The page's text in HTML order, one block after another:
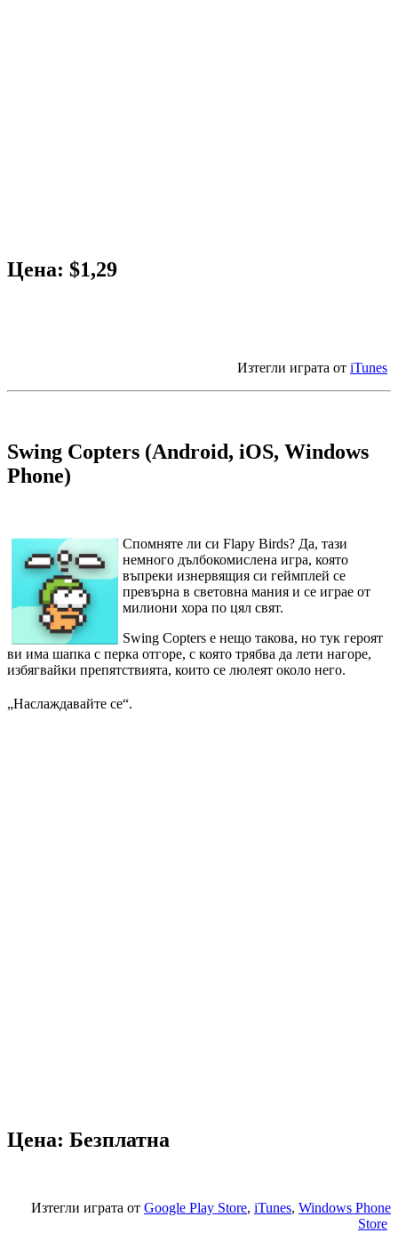
Цена: $1,29
Изтегли играта от iTunes
Swing Copters (Android, iOS, Windows
Phone)
Спомняте ли си Flapy Birds? Да, тази
немного дълбокомислена игра, която
въпреки изнервящия си геймплей се
превърна в световна мания и се играе от
милиони хора по цял свят.
Swing Copters е нещо такова, но тук героят
ви има шапка с перка отгоре, с която трябва да лети нагоре,
избягвайки препятствията, които се люлеят около него.
„Наслаждавайте се“.
Цена: Безплатна
Изтегли играта от Google Play Store, iTunes, Windows Phone
Store